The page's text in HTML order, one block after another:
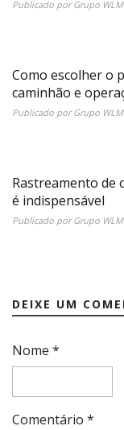
Publicado porGrupo WLM
Como escolher o
caminhão e
Publicado porGrupo WLM
Rastreamento de
é indispensável
Publicado porGrupo WLM
DEIXE UM
Nome *
Comentário *